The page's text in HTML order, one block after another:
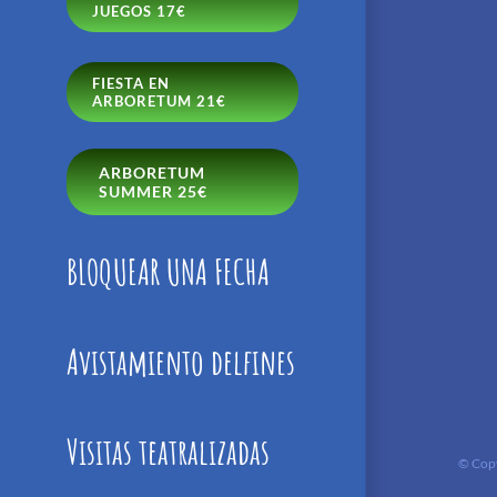
JUEGOS 17€
FIESTA EN
ARBORETUM 21€
ARBORETUM
SUMMER 25€
BLOQUEAR UNA FECHA
Avistamiento delfines
Visitas teatralizadas
©